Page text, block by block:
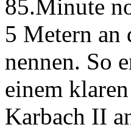
85.Minute
5 Metern an
nennen. So
einem
Karbach II